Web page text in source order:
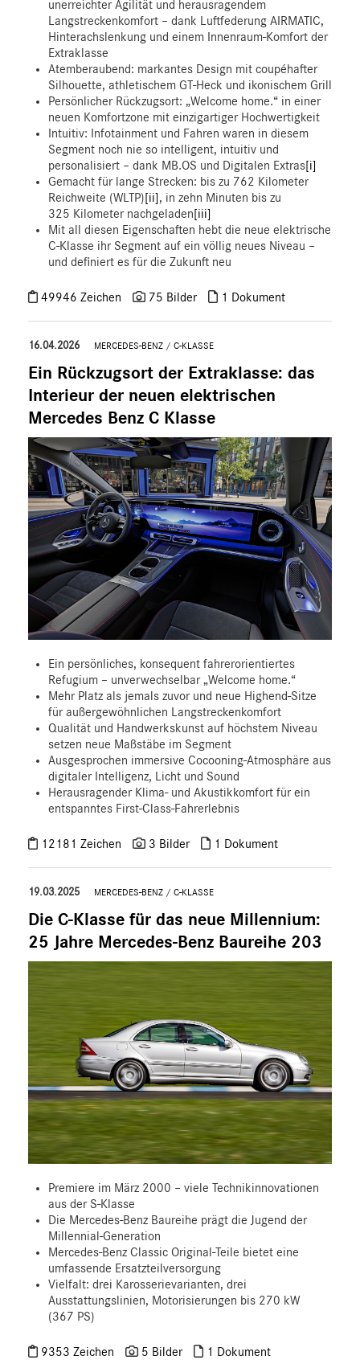
unerreichter Agilität und herausragendem
Langstreckenkomfort – dank Luftfederung AIRMATIC,
Hinterachslenkung und einem Innenraum-Komfort der
Extraklasse
Atemberaubend: markantes Design mit coupéhafter
Silhouette, athletischem GT-Heck und ikonischem Grill
Persönlicher Rückzugsort: „Welcome home.“ in einer
neuen Komfortzone mit einzigartiger Hochwertigkeit
Intuitiv: Infotainment und Fahren waren in diesem
Segment noch nie so intelligent, intuitiv und
personalisiert – dank MB.OS und Digitalen Extras[i]
Gemacht für lange Strecken: bis zu 762 Kilometer
Reichweite (WLTP)[ii] , in zehn Minuten bis zu
325 Kilometer nachgeladen[iii]
Mit all diesen Eigenschaften hebt die neue elektrische
C‑Klasse ihr Segment auf ein völlig neues Niveau –
und definiert es für die Zukunft neu
49946 Zeichen 75 Bilder 1 Dokument
16.04.2026 MERCEDES-BENZ / C-KLASSE
Ein Rückzugsort der Extraklasse: das
Interieur der neuen elektrischen
Mercedes Benz C Klasse
Ein persönliches, konsequent fahrerorientiertes
Refugium – unverwechselbar „Welcome home.“
Mehr Platz als jemals zuvor und neue Highend-Sitze
für außergewöhnlichen Langstreckenkomfort
Qualität und Handwerkskunst auf höchstem Niveau
setzen neue Maßstäbe im Segment
Ausgesprochen immersive Cocooning-Atmosphäre aus
digitaler Intelligenz, Licht und Sound
Herausragender Klima- und Akustikkomfort für ein
entspanntes First-Class-Fahrerlebnis
12181 Zeichen 3 Bilder 1 Dokument
19.03.2025 MERCEDES-BENZ / C-KLASSE
Die C-Klasse für das neue Millennium:
25 Jahre Mercedes-Benz Baureihe 203
Premiere im März 2000 – viele Technikinnovationen
aus der S-Klasse
Die Mercedes-Benz Baureihe prägt die Jugend der
Millennial-Generation
Mercedes-Benz Classic Original-Teile bietet eine
umfassende Ersatzteilversorgung
Vielfalt: drei Karosserievarianten, drei
Ausstattungslinien, Motorisierungen bis 270 kW
(367 PS)
9353 Zeichen 5 Bilder 1 Dokument